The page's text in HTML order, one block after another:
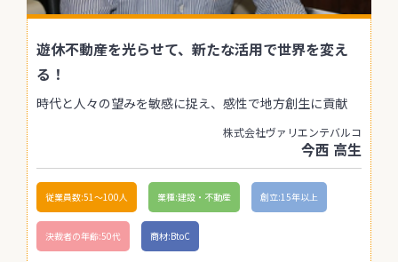
遊休不動産を光らせて、新たな活用で世界を変え
る！
時代と人々の望みを敏感に捉え、感性で地方創生に貢献
株式会社ヴァリエンテバルコ
今西 高生
従業員数:51〜100人 業種:建設・不動産 創立:15年以上
決裁者の年齢:50代 商材:BtoC